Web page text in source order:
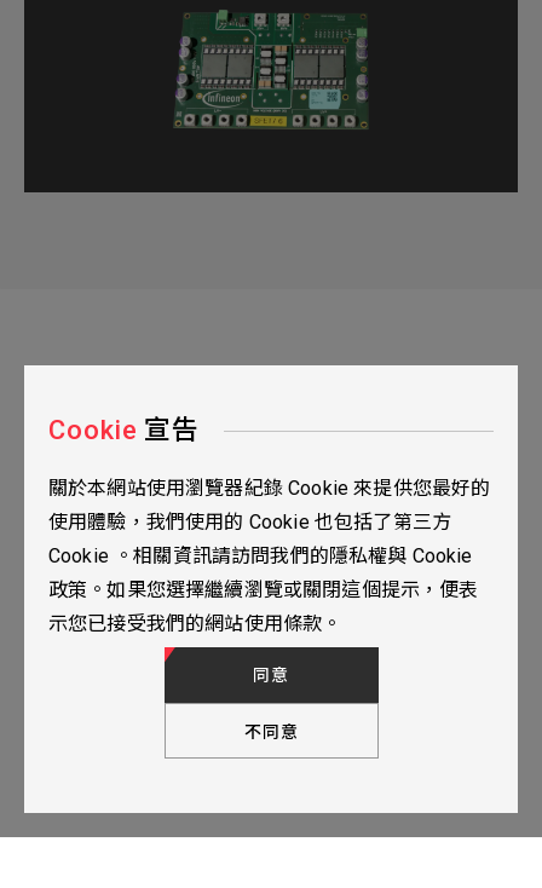
台北市115南港區三重路19之2號九樓
02-2655-0077
02-2655-0666
TOP
人才招募 隱私權政策
© 2024 YUBANTEC. All Rights Reserved. Designed by
Cookie 宣告
關於本網站使用瀏覽器紀錄 Cookie 來提供您最好的
使用體驗，我們使用的 Cookie 也包括了第三方
Cookie 。相關資訊請訪問我們的隱私權與 Cookie
政策。如果您選擇繼續瀏覽或關閉這個提示，便表
示您已接受我們的網站使用條款。
不同意
同意